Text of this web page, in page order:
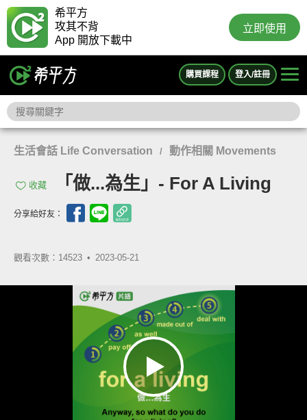
希平方
攻其不背
App 開放下載中
立即使用
購買課程 登入/註冊
生活會話 Life Conversation / 動作相關 Movements
收藏 「做...為生」- For A Living
分享給好友：
觀看次數：14523 • 2023-05-21